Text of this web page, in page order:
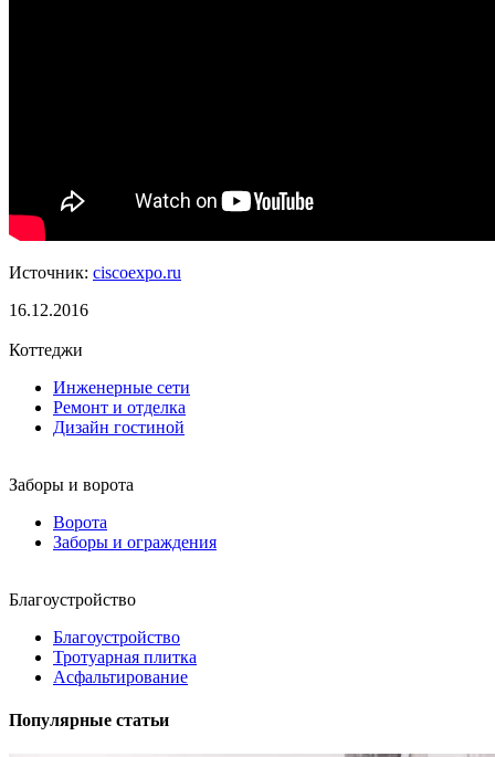
Источник: ciscoexpo.ru
16.12.2016
Коттеджи
Инженерные сети
Ремонт и отделка
Дизайн гостиной
Заборы и ворота
Ворота
Заборы и ограждения
Благоустройство
Благоустройство
Тротуарная плитка
Асфальтирование
Популярные статьи